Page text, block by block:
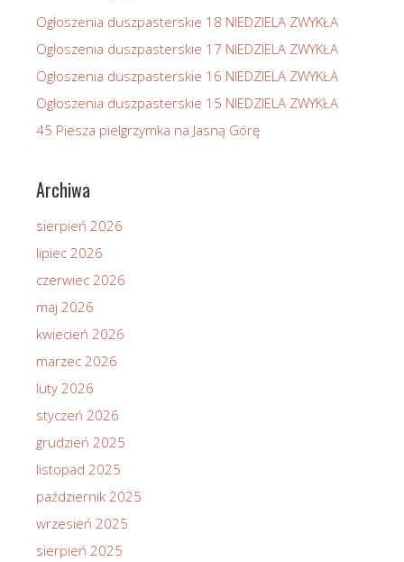
Ogłoszenia duszpasterskie 18 NIEDZIELA ZWYKŁA
Ogłoszenia duszpasterskie 17 NIEDZIELA ZWYKŁA
Ogłoszenia duszpasterskie 16 NIEDZIELA ZWYKŁA
Ogłoszenia duszpasterskie 15 NIEDZIELA ZWYKŁA
45 Piesza pielgrzymka na Jasną Górę
Archiwa
sierpień 2026
lipiec 2026
czerwiec 2026
maj 2026
kwiecień 2026
marzec 2026
luty 2026
styczeń 2026
grudzień 2025
listopad 2025
październik 2025
wrzesień 2025
sierpień 2025